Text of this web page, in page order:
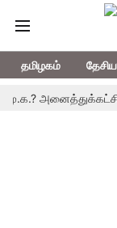
தமிழகம்
அனைத்துக்கட்சி